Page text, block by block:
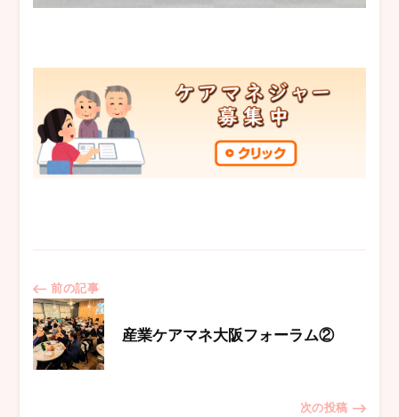
投
稿
ナ
前の記事
産業ケアマネ大阪フォーラム②
次の投稿